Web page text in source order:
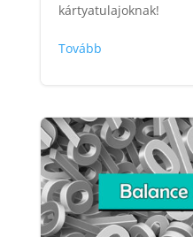
kártyatulajoknak!
Tovább